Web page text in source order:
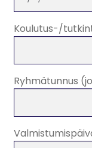
Koulutus-/
Ryhmätunnus